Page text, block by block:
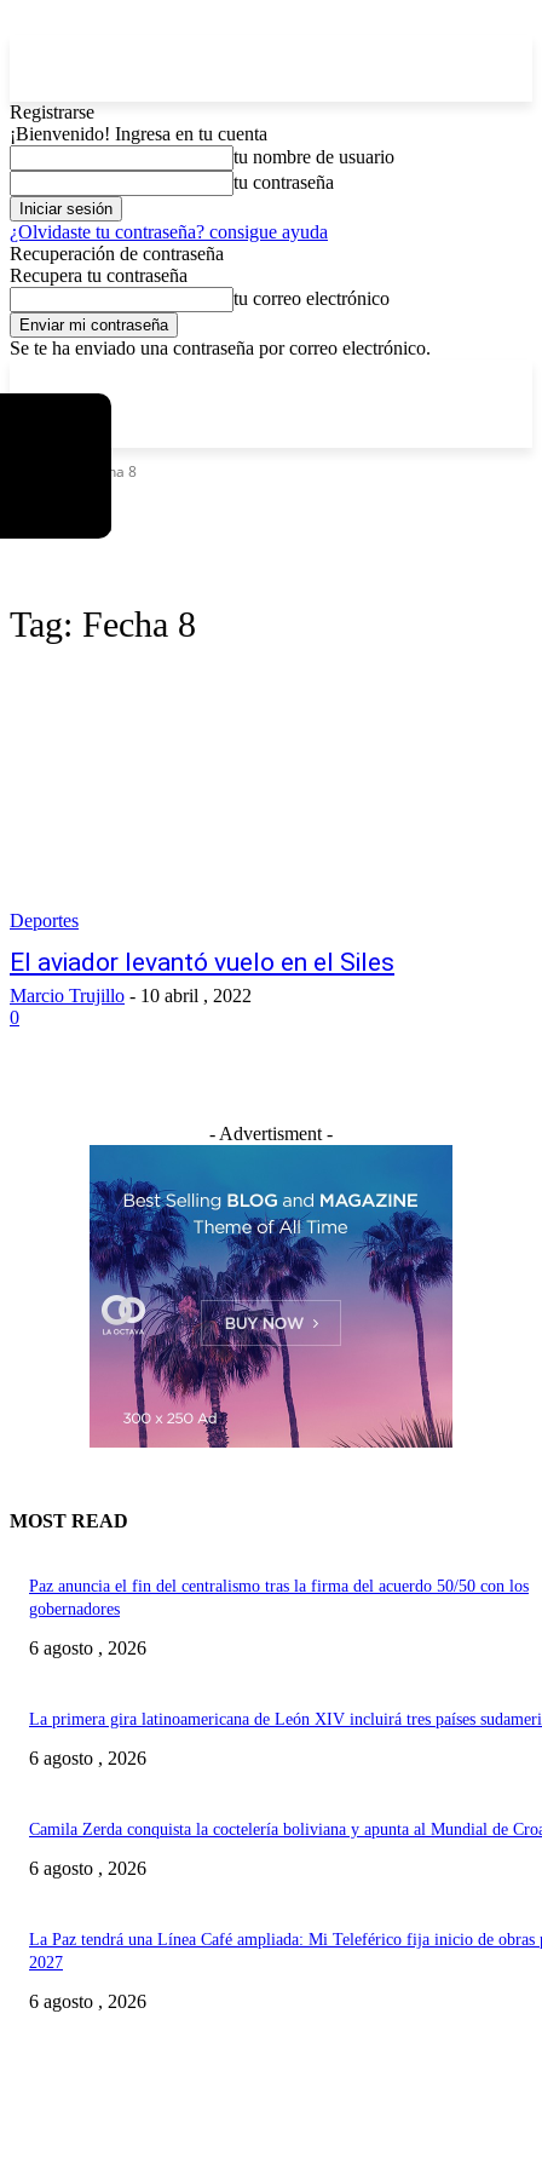
Registrarse
¡Bienvenido! Ingresa en tu cuenta
tu nombre de usuario
tu contraseña
¿Olvidaste tu contraseña? consigue ayuda
Recuperación de contraseña
Recupera tu contraseña
tu correo electrónico
Se te ha enviado una contraseña por correo electrónico.
Fecha 8
Tag: Fecha 8
Deportes
El aviador levantó vuelo en el Siles
Marcio Trujillo - 10 abril , 2022
0
- Advertisment -
MOST READ
Paz anuncia el fin del centralismo tras la firma del acuerdo 50/50 con los
gobernadores
6 agosto , 2026
La primera gira latinoamericana de León XIV incluirá tres países
6 agosto , 2026
Camila Zerda conquista la coctelería boliviana y apunta al Mundial de
6 agosto , 2026
La Paz tendrá una Línea Café ampliada: Mi Teleférico fija inicio de obras
2027
6 agosto , 2026